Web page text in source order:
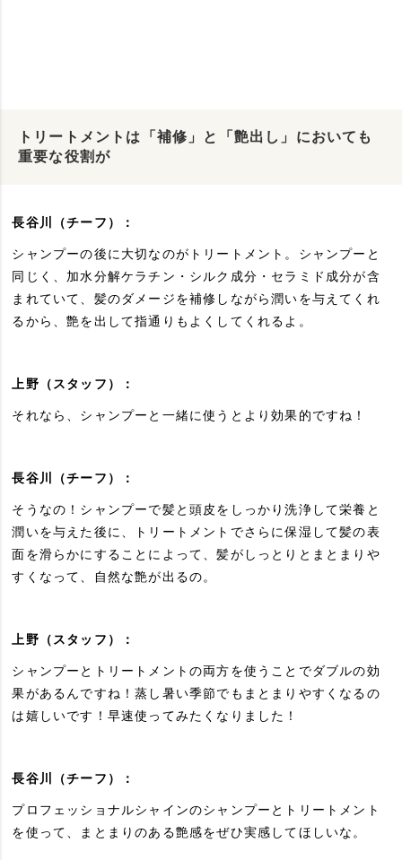
トリートメントは「補修」と「艶出し」においても
重要な役割が
長谷川（チーフ）：
シャンプーの後に大切なのがトリートメント。シャンプーと
同じく、加水分解ケラチン・シルク成分・セラミド成分が含
まれていて、髪のダメージを補修しながら潤いを与えてくれ
るから、艶を出して指通りもよくしてくれるよ。
上野（スタッフ）：
それなら、シャンプーと一緒に使うとより効果的ですね！
長谷川（チーフ）：
そうなの！シャンプーで髪と頭皮をしっかり洗浄して栄養と
潤いを与えた後に、トリートメントでさらに保湿して髪の表
面を滑らかにすることによって、髪がしっとりとまとまりや
すくなって、自然な艶が出るの。
上野（スタッフ）：
シャンプーとトリートメントの両方を使うことでダブルの効
果があるんですね！蒸し暑い季節でもまとまりやすくなるの
は嬉しいです！早速使ってみたくなりました！
長谷川（チーフ）：
プロフェッショナルシャインのシャンプーとトリートメント
を使って、まとまりのある艶感をぜひ実感してほしいな。